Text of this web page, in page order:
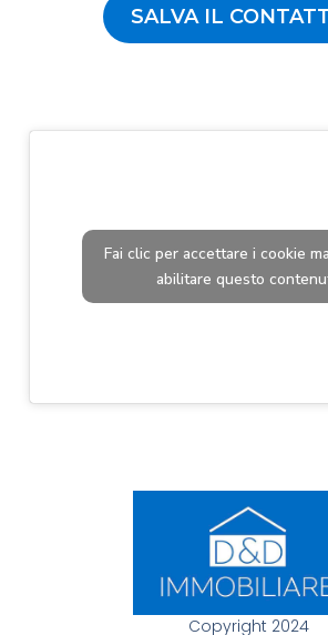
Copyright 2024
SALVA IL
Fai clic per accettare i cookie
abilitare questo